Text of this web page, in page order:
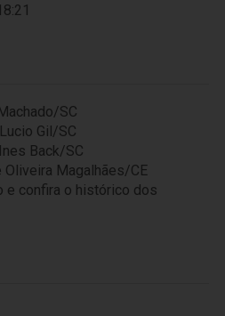
SC
Gil/SC
Back/SC
Oliveira Magalhães/CE
e confira o histórico dos